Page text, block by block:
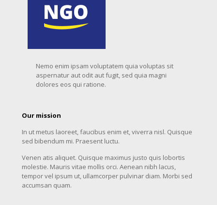
Nemo enim ipsam voluptatem quia voluptas sit
aspernatur aut odit aut fugit, sed quia magni
dolores eos qui ratione.
Our mission
In ut metus laoreet, faucibus enim et, viverra nisl. Quisque
sed bibendum mi. Praesent luctu.
Venen atis aliquet. Quisque maximus justo quis lobortis
molestie. Mauris vitae mollis orci. Aenean nibh lacus,
tempor vel ipsum ut, ullamcorper pulvinar diam. Morbi sed
accumsan quam.